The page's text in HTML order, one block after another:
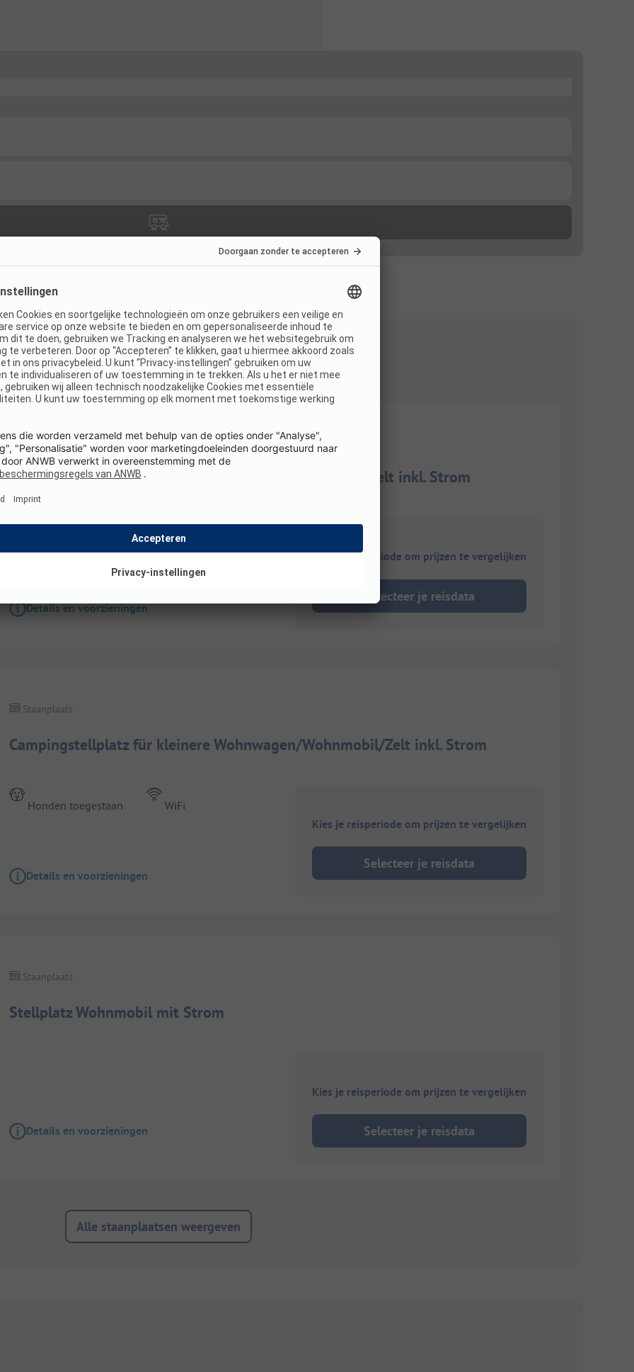
(3)
Campingstellplatz Large für Wohnwagen/Wohnmobil/Zelt inkl. Strom
Staanplaats
WiFi
Details en voorzieningen
Kies je reisperiode om prijzen te vergelijken
Selecteer je reisdata
Campingstellplatz für kleinere Wohnwagen/Wohnmobil/Zelt inkl. Strom
Staanplaats
Honden toegestaan WiFi
Details en voorzieningen
Kies je reisperiode om prijzen te vergelijken
Selecteer je reisdata
Stellplatz Wohnmobil mit Strom
Staanplaats
Details en voorzieningen
Kies je reisperiode om prijzen te vergelijken
Selecteer je reisdata
Alle staanplaatsen weergeven